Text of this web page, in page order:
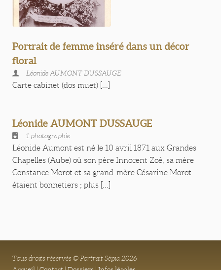
Portrait de femme inséré dans un décor
floral
Léonide AUMONT DUSSAUGE
Carte cabinet (dos muet) [...]
Léonide AUMONT DUSSAUGE
1 photographie
Léonide Aumont est né le 10 avril 1871 aux Grandes
Chapelles (Aube) où son père Innocent Zoé, sa mère
Constance Morot et sa grand-mère Césarine Morot
étaient bonnetiers ; plus [...]
Tous droits réservés © Portrait Sépia 2026